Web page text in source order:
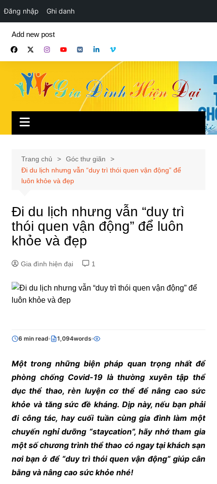
Đăng nhập Ghi danh
phần
Add new post
Trang chủ
Góc thư giãn
Đi du lịch nhưng vẫn “duy trì thói quen vận động” để
luôn khỏe và đẹp
Đi du lịch nhưng vẫn “duy trì
thói quen vận động” để luôn
khỏe và đẹp
Gia đình hiện đại 1
6 min read 1,094words
Một trong những biện pháp quan trọng nhất để
phòng chống Covid-19 là thường xuyên tập thể
dục thể thao, rèn luyện cơ thể để nâng cao sức
khỏe và tăng sức đề kháng. Dịp này, nếu bạn phải
đi công tác, hay cuối tuần cùng gia đình làm một
chuyến nghỉ dưỡng “staycation”, hãy nhớ tham gia
một số chương trình thể thao có ngay tại khách sạn
nơi bạn ở để “duy trì thói quen vận động” giúp cân
bằng và nâng cao sức khỏe nhé!